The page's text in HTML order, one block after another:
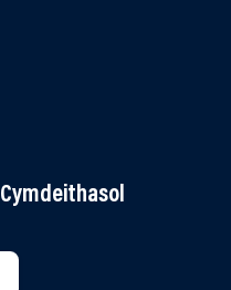
ON YOUTUBE
US ON